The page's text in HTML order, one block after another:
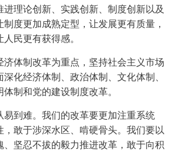
理论创新、实践创新、制度创新以及
度更加成熟定型，让发展更有质量，
民更有获得感。
体制改革为重点，坚持社会主义市场
化经济体制、政治体制、文化体制、
制和党的建设制度改革。
到难。我们的改革要更加注重系统
，敢于涉深水区、啃硬骨头。我们要以
、坚忍不拔的毅力推进改革，敢于向积